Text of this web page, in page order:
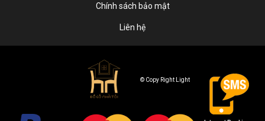
Chính sách bảo mật
Liên hệ
© Copy Right Light